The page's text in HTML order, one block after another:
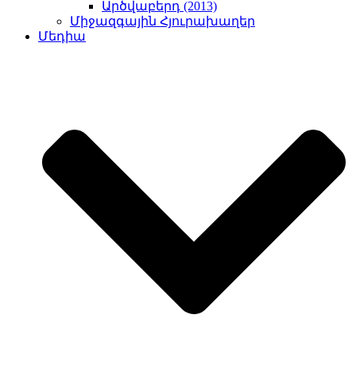
Արծվաբերդ (2013)
Միջազգային Հյուրախաղեր
Մեդիա